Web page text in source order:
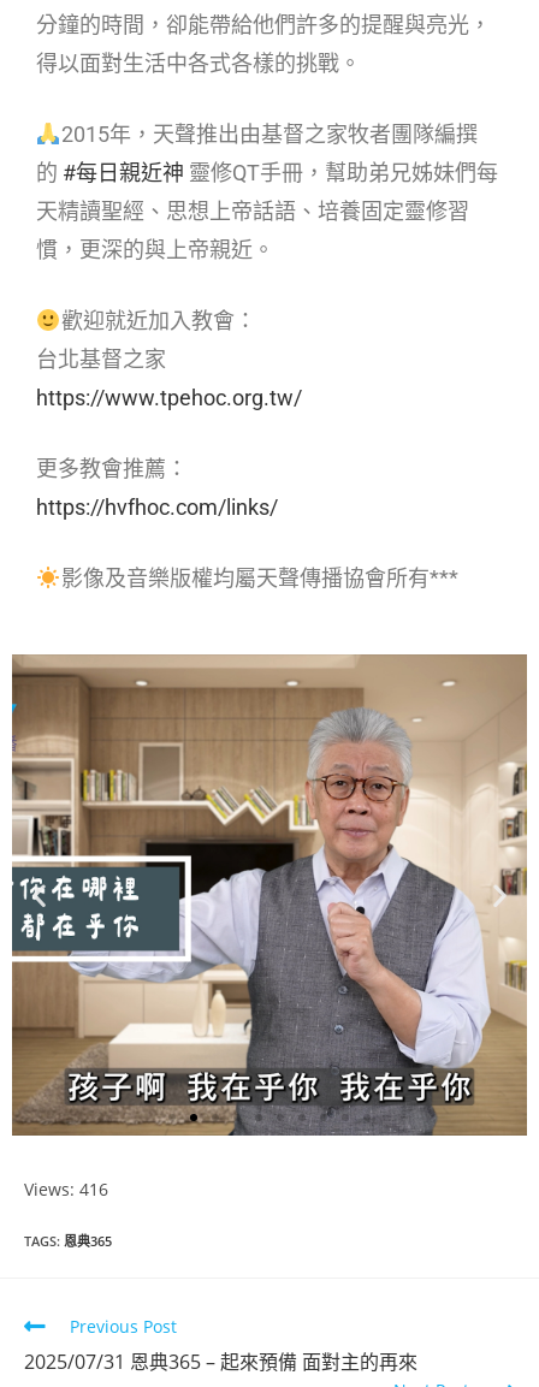
分鐘的時間，卻能帶給他們許多的提醒與亮光，
得以面對生活中各式各樣的挑戰。
2015年，天聲推出由基督之家牧者團隊編撰
的 #每日親近神 靈修QT手冊，幫助弟兄姊妹們每
天精讀聖經、思想上帝話語、培養固定靈修習
慣，更深的與上帝親近。
歡迎就近加入教會：
台北基督之家
https://www.tpehoc.org.tw/
更多教會推薦：
https://hvfhoc.com/links/
影像及音樂版權均屬天聲傳播協會所有***
點擊觀看
Views: 416
TAGS: 恩典365
Previous Post
2025/07/31 恩典365 – 起來預備 面對主的再來